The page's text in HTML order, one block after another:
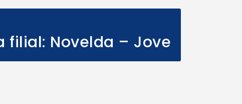
filial: Novelda – Jove